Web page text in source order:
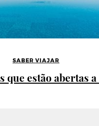
SABER VIAJAR
que estão abertas